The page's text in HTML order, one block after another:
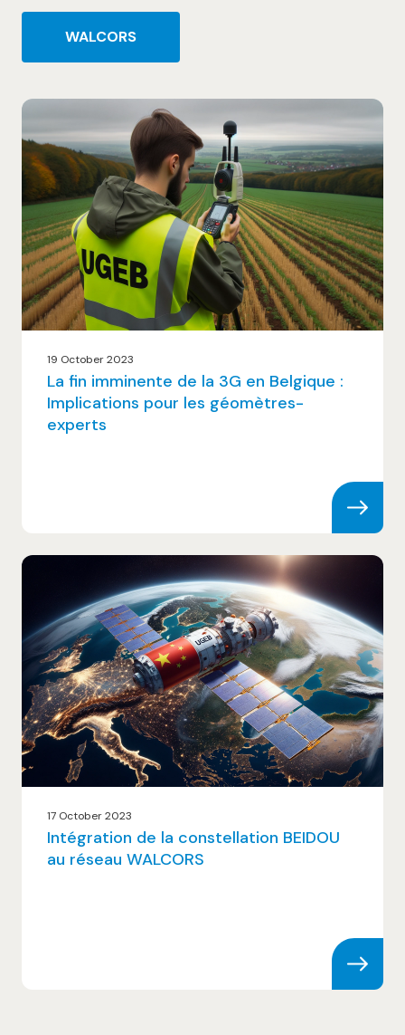
WALCORS
19 October 2023
La fin imminente de la 3G en Belgique :
Implications pour les géomètres-
experts
17 October 2023
Intégration de la constellation BEIDOU
au réseau WALCORS